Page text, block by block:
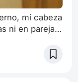
mi cabeza
ni en parejas